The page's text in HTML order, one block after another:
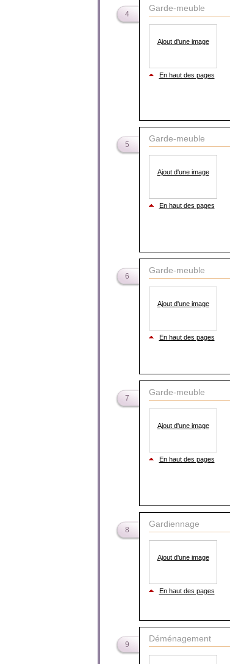
4
Garde-meuble
Ajout d'une image
En haut des pages
5
Garde-meuble
Ajout d'une image
En haut des pages
6
Garde-meuble
Ajout d'une image
En haut des pages
7
Garde-meuble
Ajout d'une image
En haut des pages
8
Gardiennage
Ajout d'une image
En haut des pages
9
Déménagement